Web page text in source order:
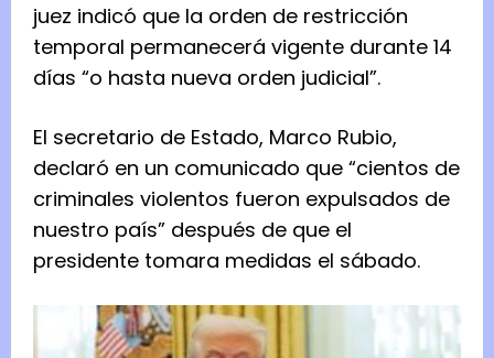
juez indicó que la orden de restricción
temporal permanecerá vigente durante 14
días “o hasta nueva orden judicial”.
El secretario de Estado, Marco Rubio,
declaró en un comunicado que “cientos de
criminales violentos fueron expulsados ​​de
nuestro país” después de que el
presidente tomara medidas el sábado.